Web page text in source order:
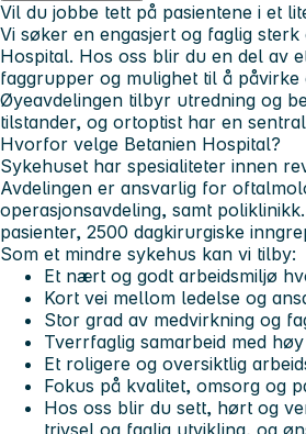
Vil du jobbe tett på pasientene i et
Vi søker en engasjert og faglig
Hospital. Hos oss blir du en del av
faggrupper og mulighet til å påvirke
Øyeavdelingen tilbyr utredning og
tilstander, og ortoptist har en
Hvorfor velge Betanien Hospital?
Sykehuset har spesialiteter innen
Avdelingen er ansvarlig for
operasjonsavdeling, samt
pasienter, 2500 dagkirurgiske
Som et mindre sykehus kan vi tilby:
Et nært og godt arbeidsmiljø
Kort vei mellom ledelse og
Stor grad av medvirkning og
Tverrfaglig samarbeid med
Et roligere og oversiktlig
Fokus på kvalitet, omsorg og
Hos oss blir du sett, hørt og